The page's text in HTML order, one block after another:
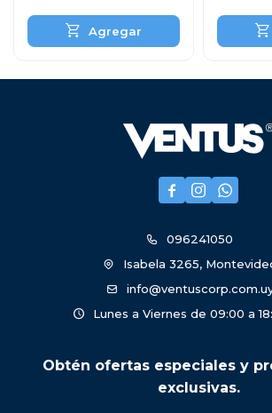
  
096241050
Isabela 3265,
Lunes a Viernes de 09:00 a
Obtén ofertas especiales y
exclusivas.